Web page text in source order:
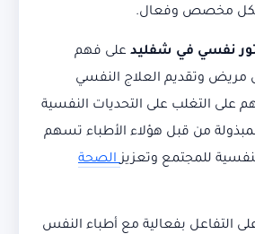
مخصص وفعال.
على فهم
مريض وتقديم العلاج النفسي
على التغلب على التحديات النفسية
من قبل هؤلاء الأطباء تسهم
للمجتمع وتعزيزالصحة
التفاعل بفعالية مع أطباء النفس